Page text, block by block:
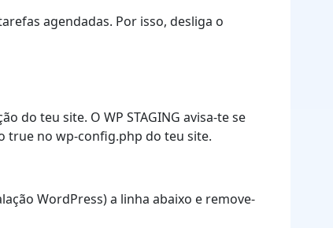
agendadas. Por isso, desliga o
do teu site. O WP STAGING avisa-te se
true no wp-config.php do teu site.
WordPress) a linha abaixo e remove-